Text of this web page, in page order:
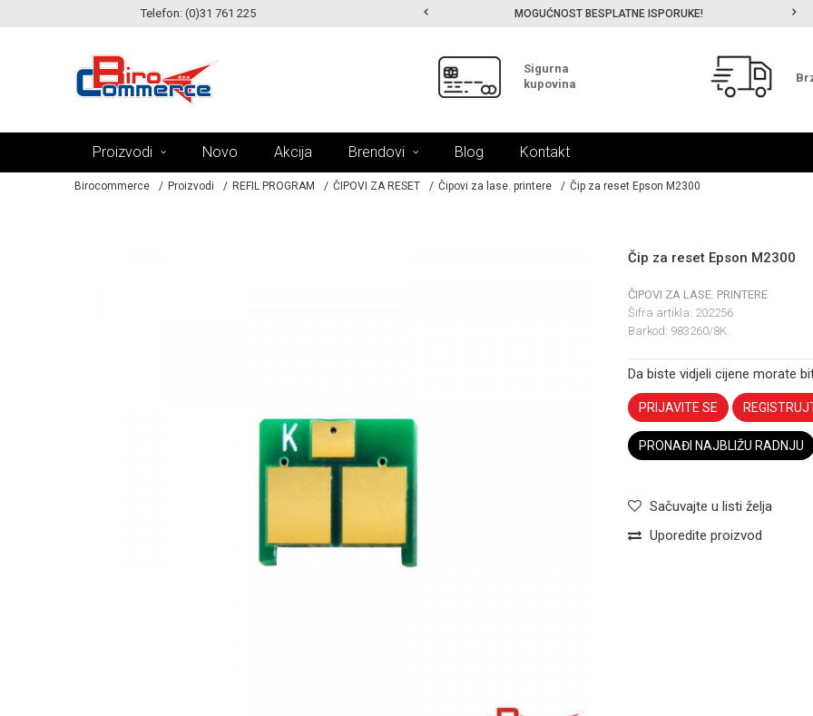
Telefon: (0)31 761 225
MOGUĆNOST ISPORUKE ZA 24H! MOGUĆNOST BESPLATNE ISPORUKE!
Sigurna
kupovina
Proizvodi Novo Akcija Brendovi Blog Kontakt
Birocommerce Proizvodi REFIL PROGRAM ČIPOVI ZA RESET Čipovi za lase. printere Čip za reset Epson M2300
Čip za reset Epson M2300
ČIPOVI ZA LASE. PRINTERE
Šifra artikla: 202256
Barkod: 983260/8K.
Da biste vidjeli cijene morate
PRIJAVITE SE
PRONAĐI NAJBLIŽU RADNJU
Sačuvajte u listi želja
Uporedite proizvod